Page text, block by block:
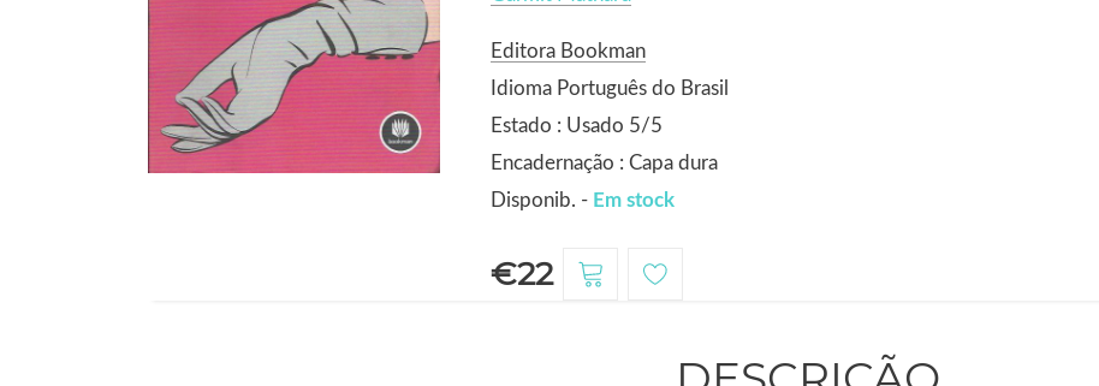
Editora Bookman
Idioma Português do Brasil
Estado : Usado 5/5
Encadernação : Capa dura
Disponib. - Em stock
€22